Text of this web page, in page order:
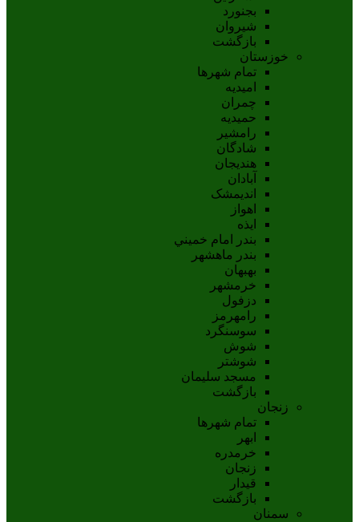
بجنورد
شيروان
بازگشت
خوزستان
تمام شهر‌ها
امیدیه
چمران
حمیدیه
رامشیر
شادگان
هندیجان
آبادان
انديمشک
اهواز
ايذه
بندر امام خميني
بندر ماهشهر
بهبهان
خرمشهر
دزفول
رامهرمز
سوسنگرد
شوش
شوشتر
مسجد سليمان
بازگشت
زنجان
تمام شهر‌ها
ابهر
خرمدره
زنجان
قيدار
بازگشت
سمنان